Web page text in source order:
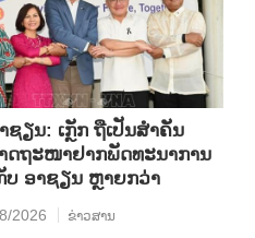
ຊຽນ: ເກຼັກ ຖືເປັນສຳຄັນ
ດຖະໜາຢາກພັດທະນາການ
ບ ອາຊຽນ ຫຼາຍກວ່າ
2026 ຂ່າວສານ